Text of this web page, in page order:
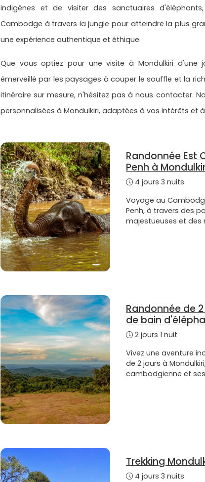
indigènes et de visiter des sanctuaires
Cambodge à travers la jungle pour atteindre la plus
une expérience authentique et éthique.
Que vous optiez pour une visite à Mondulkiri d'une
émerveillé par les paysages à couper le souffle et la
itinéraire sur mesure, n'hésitez pas à nous contacter.
personnalisées à Mondulkiri, adaptées à vos intérêts et
Randonnée Est
Penh à
4 jours 3 nuits
Voyage au
Penh, à travers des
majestueuses et des
Randonnée de
de bain
2 jours 1 nuit
Vivez une aventure
de 2 jours à
cambodgienne et
Trekking
4 jours 3 nuits